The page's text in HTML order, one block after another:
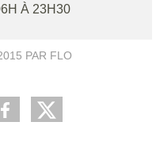
À 23H30
PAR FLO